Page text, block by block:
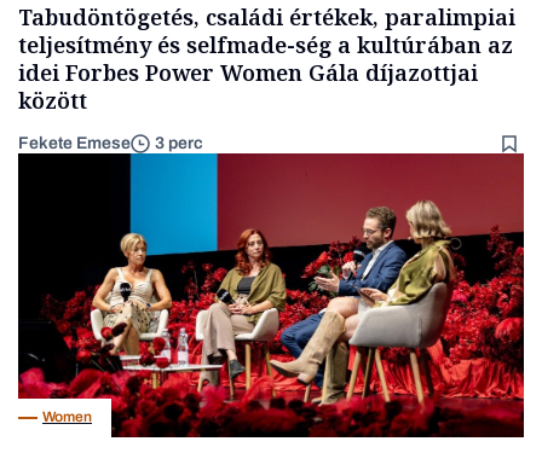
Tabudöntögetés, családi értékek, paralimpiai
teljesítmény és selfmade-ség a kultúrában az
idei Forbes Power Women Gála díjazottjai
között
Fekete Emese 3 perc
Women